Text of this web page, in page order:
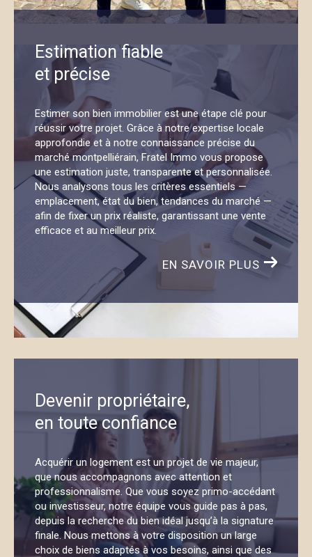
Immo est à votre écoute. Notre siège est situé à
l’ensemble de Montpellier et ses environs.
pouvez nous joindre par téléphone au
06 67 52 60
ou nous écrire à l’adresse
agence@fratel-
immo.com . Que vous souhaitiez vendre, acheter ou
tout simplement obtenir des conseils fiables, vous
êtes les bienvenus.
Estimation fiable
et précise
Estimer son bien immobilier est une étape clé pour
réussir votre projet. Grâce à notre expertise locale
approfondie et à notre connaissance précise du
marché montpelliérain, Fratel Immo vous propose
une estimation juste, transparente et personnalisée.
Nous analysons tous les critères essentiels —
emplacement, état du bien, tendances du marché —
afin de fixer un prix réaliste, garantissant une vente
efficace et au meilleur prix.
EN SAVOIR PLUS
Devenir propriétaire,
en toute confiance
Acquérir un logement est un projet de vie majeur,
que nous accompagnons avec attention et
professionnalisme. Que vous soyez primo-accédant
ou investisseur, notre équipe vous guide pas à pas,
depuis la recherche du bien idéal jusqu’à la signature
finale. Nous mettons à votre disposition un large
choix de biens adaptés à vos besoins, ainsi que des